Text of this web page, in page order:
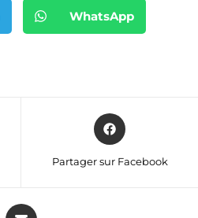
WhatsApp
Partager sur Facebook